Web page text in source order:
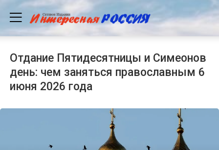
Отдание Пятидесятницы и Симеонов
день: чем заняться православным 6
июня 2026 года